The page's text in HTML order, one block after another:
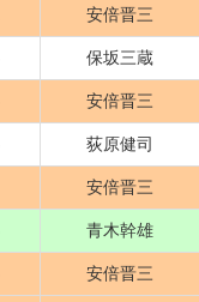
安倍晋三
保坂三蔵
安倍晋三
荻原健司
安倍晋三
青木幹雄
安倍晋三